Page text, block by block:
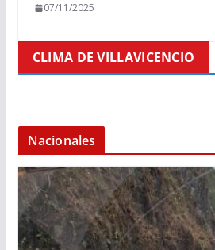
07/11/2025
CLIMA DE VILLAVICENCIO
Nacionales